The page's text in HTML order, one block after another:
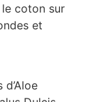
coton sur
et